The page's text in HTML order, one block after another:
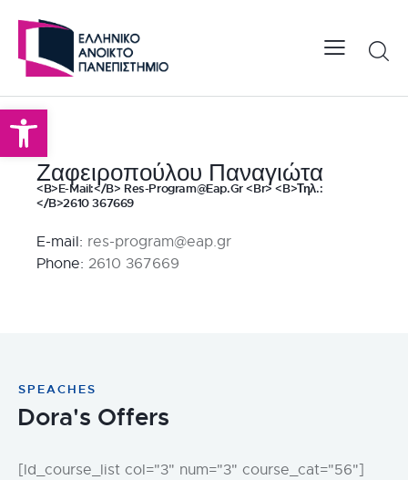
Open toolbar
Ζαφειροπούλου Παναγιώτα
<b>E-Mail:</b> Res-Program@eap.gr <br> <b>Τηλ.:
</b>2610 367669
E-mail: res-program@eap.gr
Phone: 2610 367669
SPEACHES
Dora's Offers
[ld_course_list col="3" num="3" course_cat="56"]